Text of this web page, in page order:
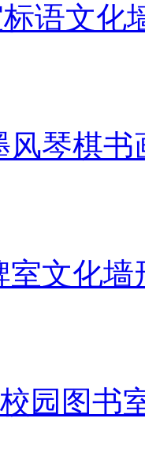
语文化
风琴棋书
室文化墙
校园图书